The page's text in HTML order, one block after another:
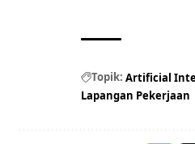
Topik: Artificial
Lapangan Pekerjaan